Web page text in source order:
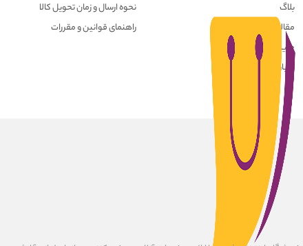
بلاگ
مقالات
حریم خصوصی کاربران
درباره ما
نحوه ارسال و زمان تحویل کالا
راهنمای قوانین و مقررات